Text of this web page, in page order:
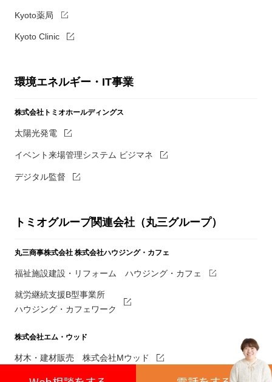
Kyoto薬局
Kyoto Clinic
環境エネルギー・IT事業
株式会社トミオホールディングス
太陽光発電
イベント来場管理システム ビジマネ
デジタル監督
トミオグループ関連会社（丸三グループ）
丸三商事株式会社 株式会社ハウジング・カフェ
福祉施設建設・リフォーム ハウジング・カフェ
就労継続支援B型事業所
ハウジング・カフェワーク
株式会社エム・ウッド
材木・建材販売 株式会社Mウッド